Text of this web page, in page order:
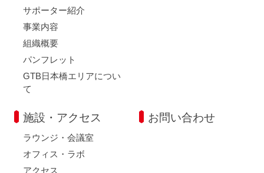
サポーター紹介
事業内容
組織概要
パンフレット
GTB日本橋エリアについ
て
施設・アクセス
ラウンジ・会議室
オフィス・ラボ
アクセス
お問い合わせ